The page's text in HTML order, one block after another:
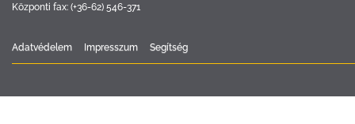
Központi fax: (+36-62) 546-371
Adatvédelem Impresszum Segítség